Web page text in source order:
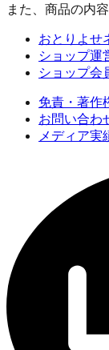
また、商品の内
おとりよせ
ショップ運
ショップ会
免責・著作
お問い合わ
メディア実